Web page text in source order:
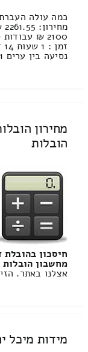
כמה עולה
נסיעה בין ערים 1 שעות , 2 דקות [...]
מחירון
הובלות
חיסכון
מחשבון הובלות
אצלנו באתר.
מידות מיכל